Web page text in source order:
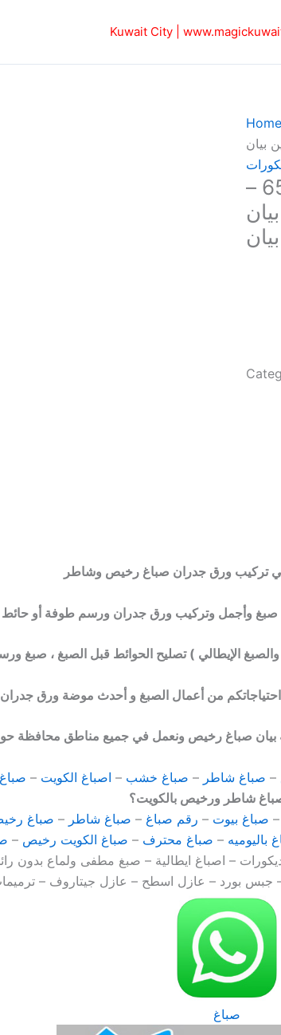
Kuwait City |
Home
بيان
صباغ بيان – اصباغ بيان – حمزة📞65551641 –
تركيب ورق جدران صباغ رخيص وشاطر
صبغ وأجمل وتركيب ورق جدران ورسم طوفة أو حائط
والصبغ الإيطالي ) تصليح الحوائط قبل الصبغ ، صبغ
احتياجاتكم من أعمال الصبغ و أحدث موضة ورق
– صباغ شاطر – صباغ خشب – اصباغ الكويت –
شاطر ورخيص بالكويت؟
– صباغ بيوت – رقم صباغ – صباغ شاطر – صباغ
باليوميه – صباغ محترف – صباغ الكويت رخيص –
– اصباغ ايطالية – صبغ مطفى ولماع بدون
جبس بورد – عازل اسطح – عازل جيتاروف –
صباغ